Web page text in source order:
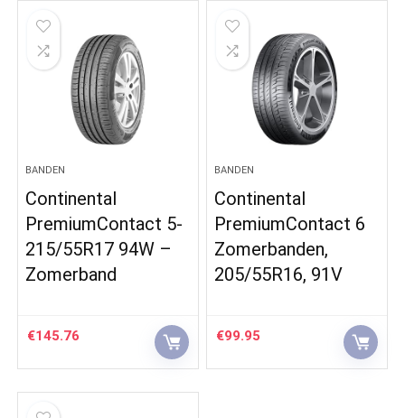
BANDEN
Continental
PremiumContact 5-
215/55R17 94W –
Zomerband
€145.76
BANDEN
Continental
PremiumContact 6
Zomerbanden,
205/55R16, 91V
€99.95